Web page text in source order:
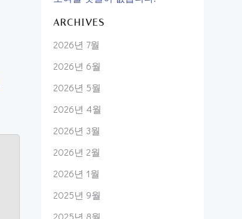
ARCHIVES
2026년 7월
2026년 6월
2026년 5월
2026년 4월
2026년 3월
2026년 2월
2026년 1월
2025년 9월
2025년 8월